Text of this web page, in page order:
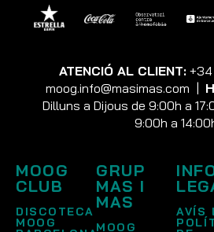
ATENCIÓ AL CLIENT: +34
moog.info@masimas.com |
Dilluns a Dijous de 9:00h a
9:00h a
MOOG
CLUB
DISCOTECA
MOOG
GRUP
MAS I
MAS
MOOG
AVÍS